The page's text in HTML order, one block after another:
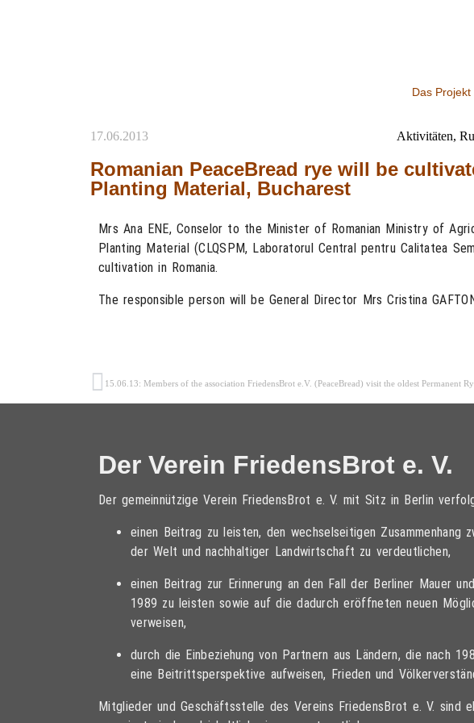
Das Projekt
17.06.2013 Aktivitäten,
Romanian PeaceBread rye will be
Planting Material, Bucharest
Mrs Ana ENE, Conselor to the Minister of Romanian Ministry of
Planting Material (CLQSPM, Laboratorul Central pentru Calitatea
cultivation in Romania.
The responsible person will be General Director Mrs Cristina
Der Verein FriedensBrot e. V.
Der gemeinnützige Verein FriedensBrot e. V. mit Sitz in Berlin
einen Beitrag zu leisten, den wechselseitigen Zusammenhang
der Welt und nachhaltiger Landwirtschaft zu verdeutlichen,
einen Beitrag zur Erinnerung an den Fall der Berliner Mauer
1989 zu leisten sowie auf die dadurch eröffneten neuen
verweisen,
durch die Einbeziehung von Partnern aus Ländern, die nach
eine Beitrittsperspektive aufweisen, Frieden und
Mitglieder und Geschäftsstelle des Vereins FriedensBrot e. V. sind